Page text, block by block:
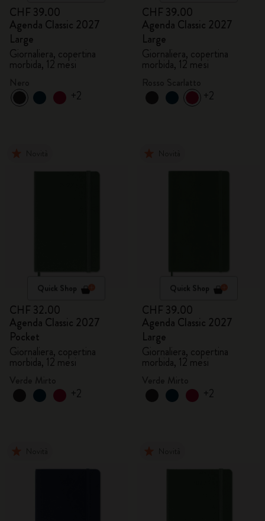
CHF 39.00
Agenda Classic 2027
Large
Giornaliera, copertina
morbida, 12 mesi
+2
CHF 39.00
Agenda Classic 2027
Large
Giornaliera, copertina
morbida, 12 mesi
+2
Quick Shop
CHF 32.00
Agenda Classic 2027
Pocket
Giornaliera, copertina
morbida, 12 mesi
+2
Quick Shop
CHF 39.00
Agenda Classic 2027
Large
Giornaliera, copertina
morbida, 12 mesi
+2